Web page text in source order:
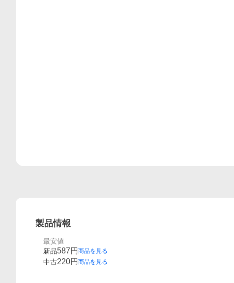
製品情報
最安値
新品587円 商品を見る
中古220円 商品を見る